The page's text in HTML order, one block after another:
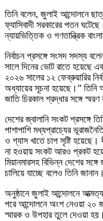
তিনি বলেন, জুলাই আন্দোলনে
ফ্যাসিবাদী সরকারের পতন
ন্যায়ভিত্তিক ও গণতান্ত্রিক
নির্বাচন প্রসঙ্গে সংসদ সদস্য
সালে দিনের ভোট রাতে হয়েছে
২০২৬ সালের ১২ ফেব্রুয়ারির
অধ্যায়ের সূচনা হয়েছে।”
জাতি চিরকাল শ্রদ্ধার সঙ্গে
দেশের জ্বালানি সংকট প্রসঙ্গে
পাশাপাশি মধ্যপ্রাচ্যের
ও গ্যাস খাতে চাপ সৃষ্টি
না হওয়ায় সংকট আরও প্রকট
মিয়ানমারসহ বিভিন্ন দেশের
চালিয়ে যাচ্ছে বলেও তিনি জানান।
অনুষ্ঠানে জুলাই আন্দোলনে
পরে আন্দোলনে অংশ নেওয়া ২০
স্মারক ও উপহার তুলে দেওয়া হয়।